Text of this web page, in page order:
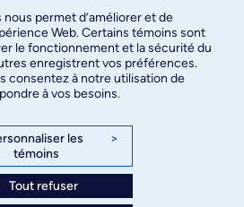
490
nous permet d’améliorer et de
Web. Certains témoins sont
le fonctionnement et la sécurité du
enregistrent vos préférences.
consentez à notre utilisation de
à vos besoins.
les
témoins
>
Tout refuser